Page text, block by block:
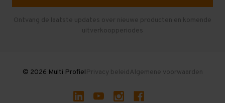
Gebruikte entresolvloeren
Ontvang de laatste updates over nieuwe producten en komende
uitverkoopperiodes
© 2026 Multi ProfielPrivacy beleidAlgemene voorwaarden